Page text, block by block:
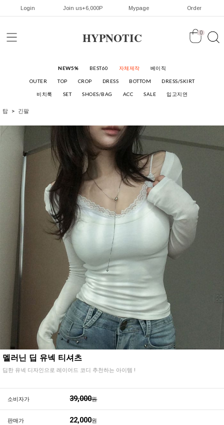
Login Join us+6,000P Mypage Order
HYPNOTIC 0
NEW5% BEST60 자체제작 베이직
OUTER TOP CROP DRESS BOTTOM DRESS/SKIRT
비치룩 SET SHOES/BAG ACC SALE 입고지연
탑 긴팔
멜러닌 딥 유넥 티셔츠
딥한 유넥 디자인으로 레이어드 코디 추천하는 아이템 !
소비자가 39,000원
판매가 22,000원